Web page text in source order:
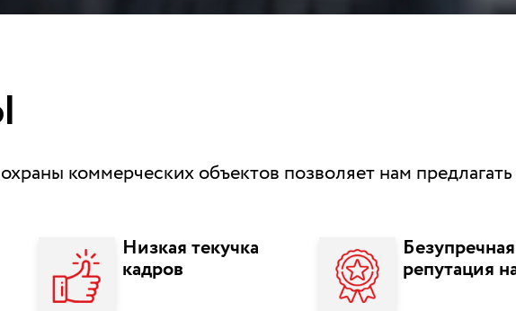
коммерческих объектов позволяет нам
Низкая текучка
кадров
Безупречная
репутация